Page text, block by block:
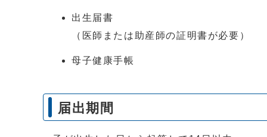
出生届書
（医師または助産師の証明書が必要）
母子健康手帳
届出期間